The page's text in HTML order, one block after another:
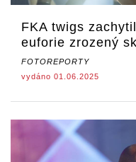
FKA twigs
euforie zrozený
FOTOREPORTY
vydáno 01.06.2025